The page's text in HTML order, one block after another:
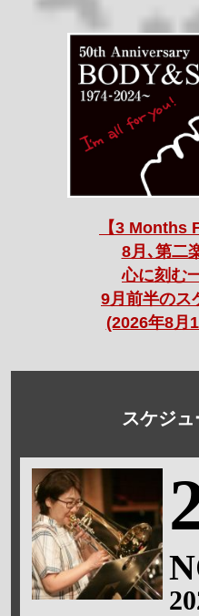
【3 Months
8月､第二
心に刻む
9月前半のス
(2026年8月
スケジ